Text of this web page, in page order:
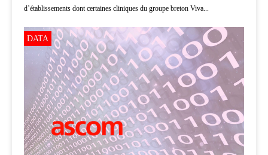
d’établissements dont certaines cliniques du groupe breton Viva...
DATA